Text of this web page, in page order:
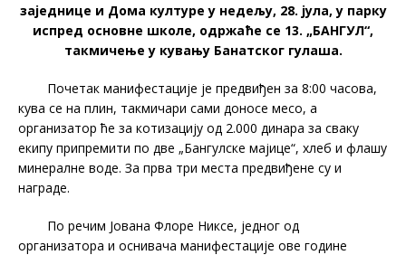
заједнице и Дома културе у недељу, 28. јула, у парку
испред основне школе, одржаће се 13. „БАНГУЛ“,
такмичење у кувању Банатског гулаша.
Почетак манифестације је предвиђен за 8:00 часова,
кува се на плин, такмичари сами доносе месо, а
организатор ће за котизацију од 2.000 динара за сваку
екипу припремити по две „Бангулске мајице“, хлеб и флашу
минералне воде. За прва три места предвиђене су и
награде.
По речим Јована Флоре Никсе, једног од
организатора и оснивача манифестације ове године